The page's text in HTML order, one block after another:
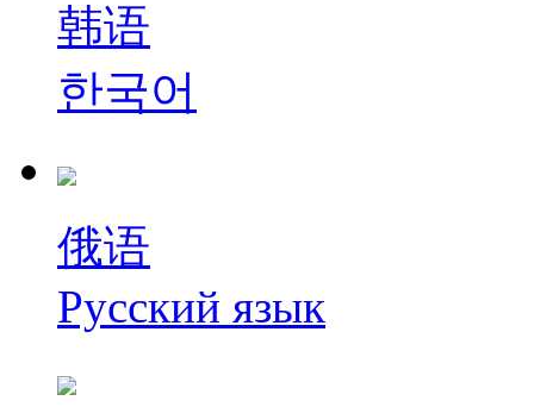
韩语
한국어
俄语
Русский язык